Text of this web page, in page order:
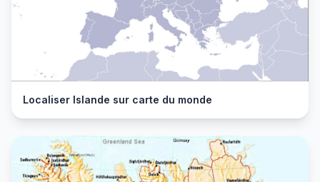
Localiser Islande sur carte du monde